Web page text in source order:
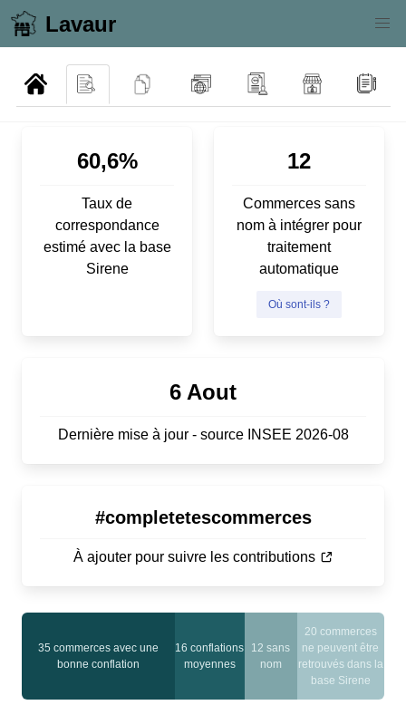
Lavaur
60,6%
Taux de
correspondance
estimé avec la base
Sirene
12
Commerces sans
nom à intégrer pour
traitement
automatique
Où sont-ils ?
6 Aout
Dernière mise à jour - source INSEE 2026-08
#completetescommerces
À ajouter pour suivre les contributions
35 commerces avec une
bonne conflation
16 conflations
moyennes
12 sans
nom
20 commerces
ne peuvent être
retrouvés dans la
base Sirene